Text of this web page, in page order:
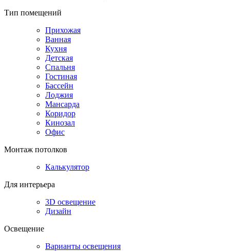
Тип помещений
Прихожая
Ванная
Кухня
Детская
Спальня
Гостиная
Бассейн
Лоджия
Мансарда
Коридор
Кинозал
Офис
Монтаж потолков
Калькулятор
Для интерьера
3D освещение
Дизайн
Освещение
Варианты освещения